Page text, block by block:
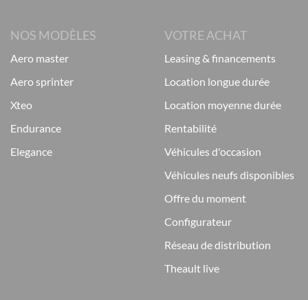
NOS MODÈLES
aero master
aero sprinter
xteo
endurance
elegance
VOTRE ACHAT
leasing & financements
location longue durée
location moyenne durée
rentabilité
véhicules d'occasion
véhicules neufs disponibles
offre du moment
configurateur
réseau de distribution
theault live